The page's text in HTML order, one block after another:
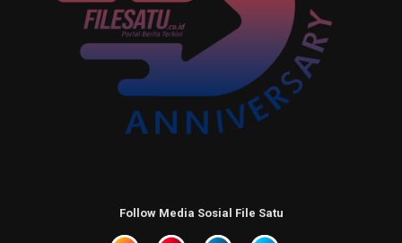
Follow Media Sosial File Satu